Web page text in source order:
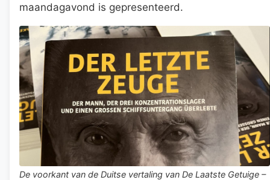
maandagavond is gepresenteerd.
De voorkant van de Duitse vertaling van De Laatste Getuige –